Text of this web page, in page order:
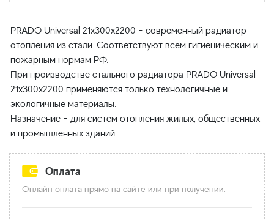
PRADO Universal 21x300x2200 - современный радиатор
отопления из стали. Соответствуют всем гигиеническим и
пожарным нормам РФ.
При производстве стального радиатора PRADO Universal
21x300x2200 применяются только технологичные и
экологичные материалы.
Назначение - для систем отопления жилых, общественных
Оплата
Онлайн оплата прямо на сайте или при получении.